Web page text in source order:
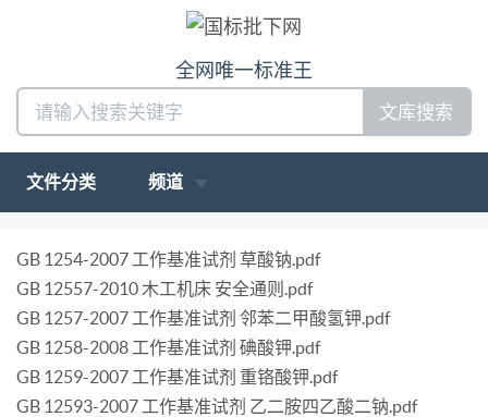
全网唯一标准王
文库搜索
文件分类 频道
GB 1254-2007 工作基准试剂 草酸钠.pdf
GB 12557-2010 木工机床 安全通则.pdf
GB 1257-2007 工作基准试剂 邻苯二甲酸氢钾.pdf
GB 1258-2008 工作基准试剂 碘酸钾.pdf
GB 1259-2007 工作基准试剂 重铬酸钾.pdf
GB 12593-2007 工作基准试剂 乙二胺四乙酸二钠.pdf